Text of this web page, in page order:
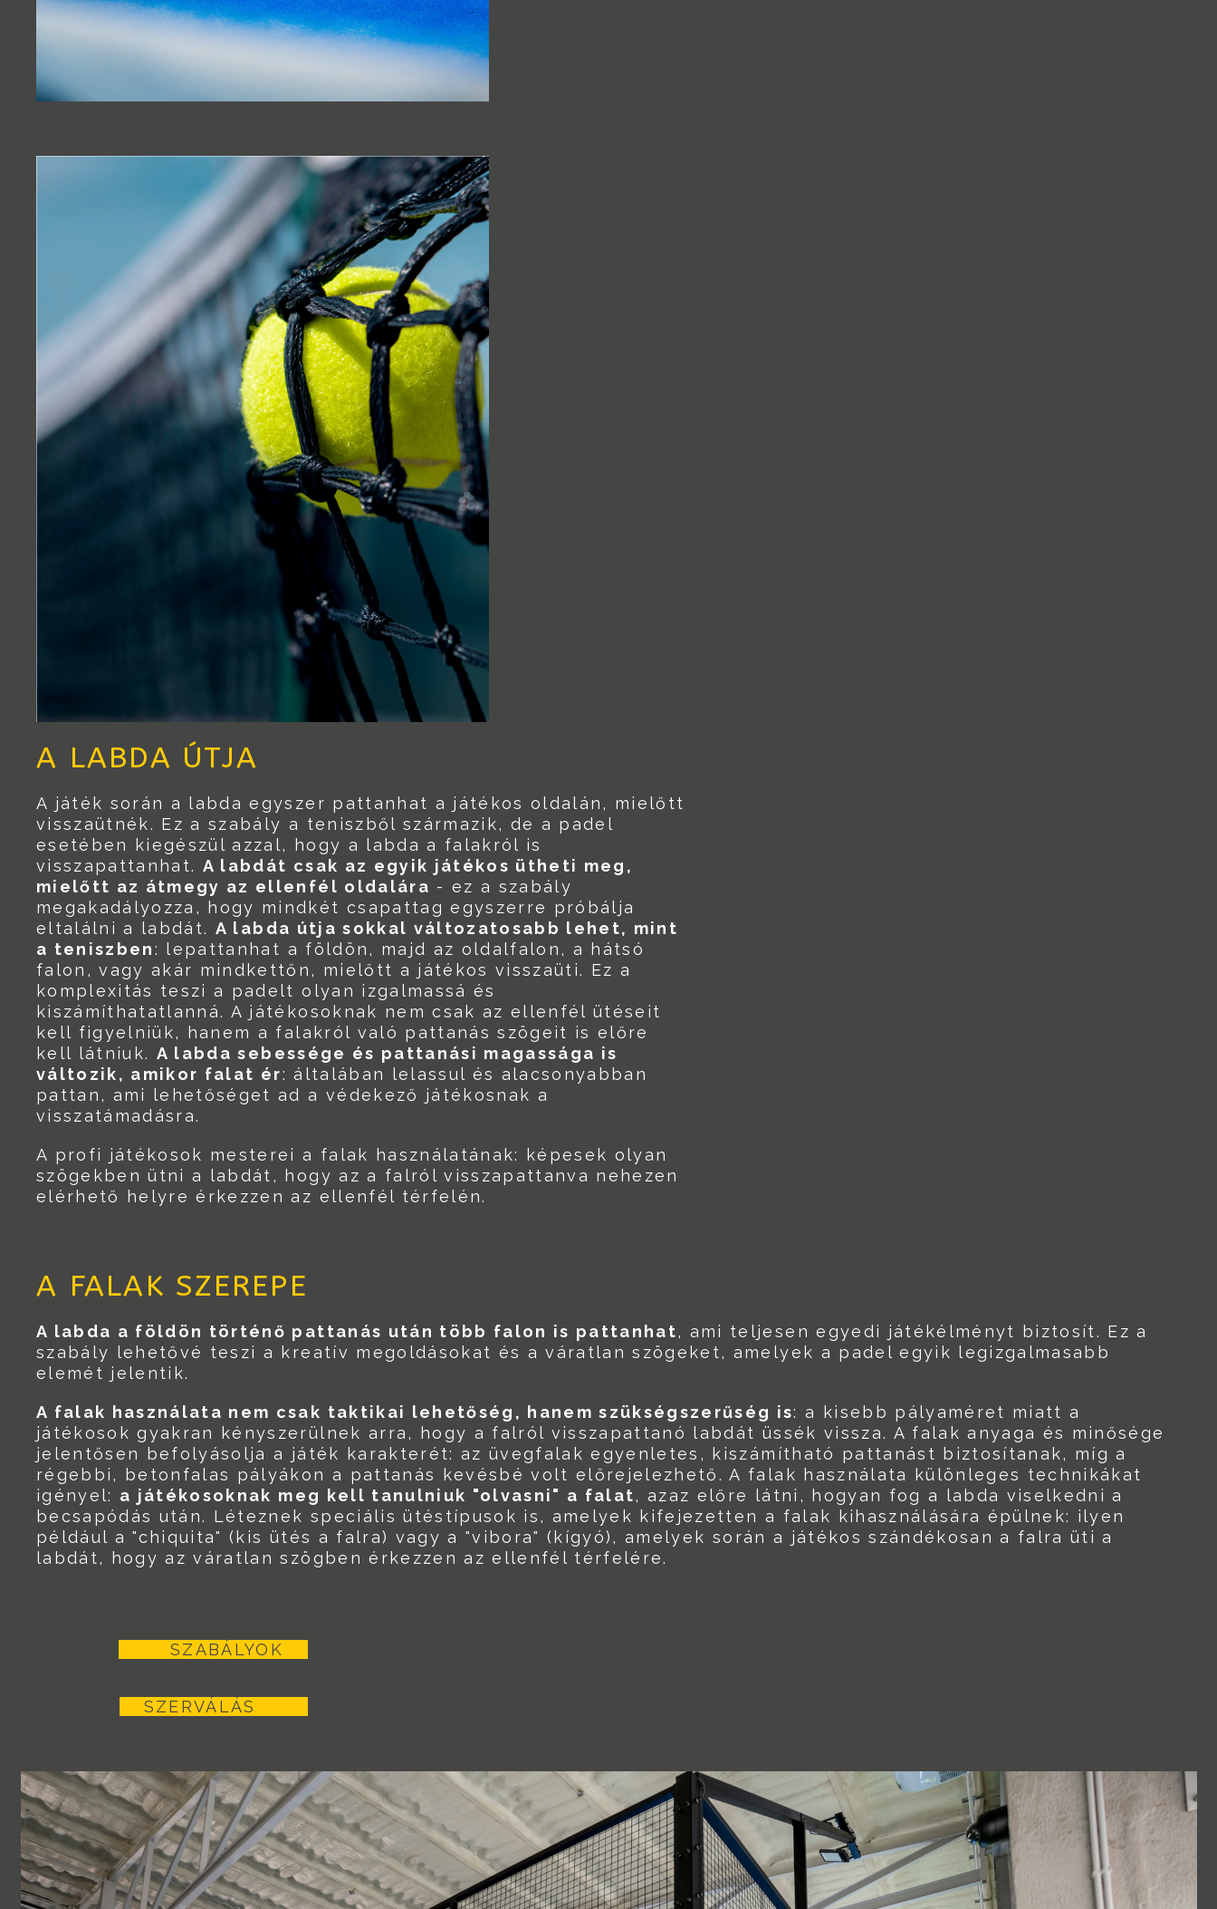
A LABDA ÚTJA
A játék során a labda egyszer pattanhat a játékos oldalán, mielőtt
visszaütnék. Ez a szabály a teniszből származik, de a padel
esetében kiegészül azzal, hogy a labda a falakról is
visszapattanhat. A labdát csak az egyik játékos ütheti meg,
mielőtt az átmegy az ellenfél oldalára - ez a szabály
megakadályozza, hogy mindkét csapattag egyszerre próbálja
eltalálni a labdát. A labda útja sokkal változatosabb lehet, mint
a teniszben: lepattanhat a földön, majd az oldalfalon, a hátsó
falon, vagy akár mindkettőn, mielőtt a játékos visszaüti. Ez a
komplexitás teszi a padelt olyan izgalmassá és
kiszámíthatatlanná. A játékosoknak nem csak az ellenfél ütéseit
kell figyelniük, hanem a falakról való pattanás szögeit is előre
kell látniuk. A labda sebessége és pattanási magassága is
változik, amikor falat ér: általában lelassul és alacsonyabban
pattan, ami lehetőséget ad a védekező játékosnak a
visszatámadásra.
A profi játékosok mesterei a falak használatának: képesek olyan
szögekben ütni a labdát, hogy az a falról visszapattanva nehezen
elérhető helyre érkezzen az ellenfél térfelén.
A FALAK SZEREPE
A labda a földön történő pattanás után több falon is pattanhat, ami teljesen egyedi játékélményt biztosít. Ez a
szabály lehetővé teszi a kreatív megoldásokat és a váratlan szögeket, amelyek a padel egyik legizgalmasabb
elemét jelentik.
A falak használata nem csak taktikai lehetőség, hanem szükségszerűség is: a kisebb pályaméret miatt a
játékosok gyakran kényszerülnek arra, hogy a falról visszapattanó labdát üssék vissza. A falak anyaga és minősége
jelentősen befolyásolja a játék karakterét: az üvegfalak egyenletes, kiszámítható pattanást biztosítanak, míg a
régebbi, betonfalas pályákon a pattanás kevésbé volt előrejelezhető. A falak használata különleges technikákat
igényel: a játékosoknak meg kell tanulniuk "olvasni" a falat, azaz előre látni, hogyan fog a labda viselkedni a
becsapódás után. Léteznek speciális ütéstípusok is, amelyek kifejezetten a falak kihasználására épülnek: ilyen
például a "chiquita" (kis ütés a falra) vagy a "vibora" (kígyó), amelyek során a játékos szándékosan a falra üti a
labdát, hogy az váratlan szögben érkezzen az ellenfél térfelére.
SZABÁLYOK
SZERVÁLÁS